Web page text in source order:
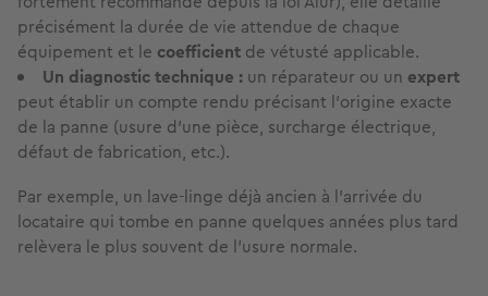
précisément la durée de vie attendue de chaque
équipement et le coefficient de vétusté applicable.
Un diagnostic technique : un réparateur ou un expert
peut établir un compte rendu précisant l'origine exacte
de la panne (usure d'une pièce, surcharge électrique,
défaut de fabrication, etc.).
Par exemple, un lave-linge déjà ancien à l'arrivée du
locataire qui tombe en panne quelques années plus tard
relèvera le plus souvent de l'usure normale.